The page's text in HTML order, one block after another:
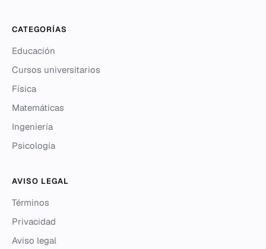
CATEGORÍAS
Educación
Cursos universitarios
Física
Matemáticas
Ingeniería
Psicología
AVISO LEGAL
Términos
Privacidad
Aviso legal